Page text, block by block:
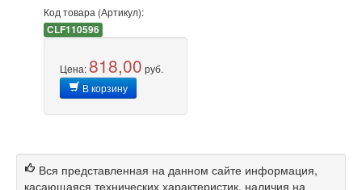
Код товара (Артикул):
CLF110596
Цена:818,00 руб.
В корзину
Вся представленная на данном сайте информация,
касающаяся технических характеристик, наличия на